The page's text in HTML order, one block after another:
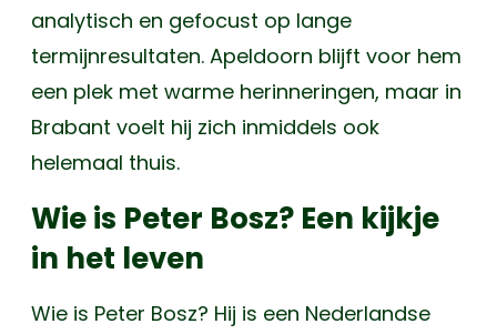
analytisch en gefocust op lange
termijnresultaten. Apeldoorn blijft voor hem
een plek met warme herinneringen, maar in
Brabant voelt hij zich inmiddels ook
helemaal thuis.
Wie is Peter Bosz? Een kijkje
in het leven
Wie is Peter Bosz? Hij is een Nederlandse